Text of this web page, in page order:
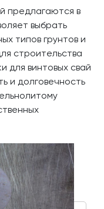
предлагаются в
выбрать
типов грунтов и
строительства
для винтовых свай
и долговечность